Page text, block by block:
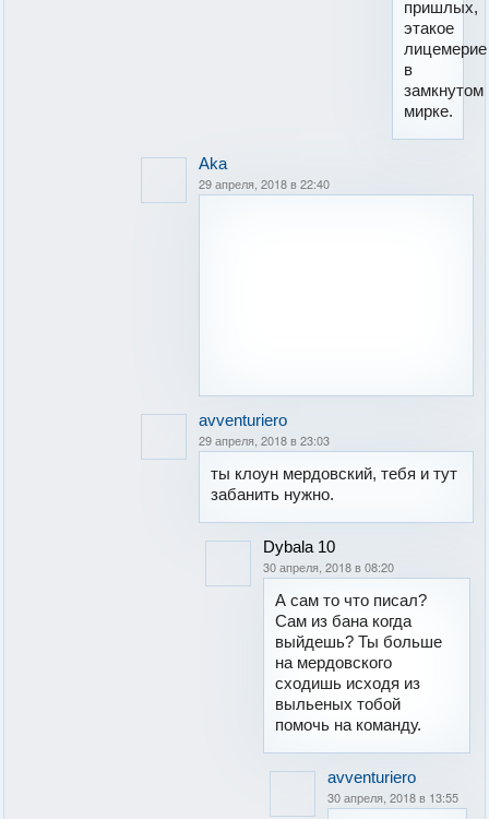
пришлых,
этакое
лицемерие
в
замкнутом
мирке.
Aka
29 апреля, 2018 в 22:40
avventuriero
29 апреля, 2018 в 23:03
ты клоун мердовский, тебя и тут
забанить нужно.
Dybala 10
30 апреля, 2018 в 08:20
А сам то что писал?
Сам из бана когда
выйдешь? Ты больше
на мердовского
сходишь исходя из
выльеных тобой
помочь на команду.
avventuriero
30 апреля, 2018 в 13:55